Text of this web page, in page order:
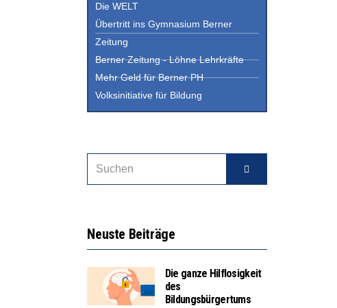
Die WELT
Übertritt ins Gymnasium Berner
Zeitung
Berner Zeitung - Löhne Lehrkräfte
Mehr Geld für Berner PH
Volksinitiative für Bildung
Neuste Beiträge
Die ganze Hilflosigkeit
des
Bildungsbürgertums